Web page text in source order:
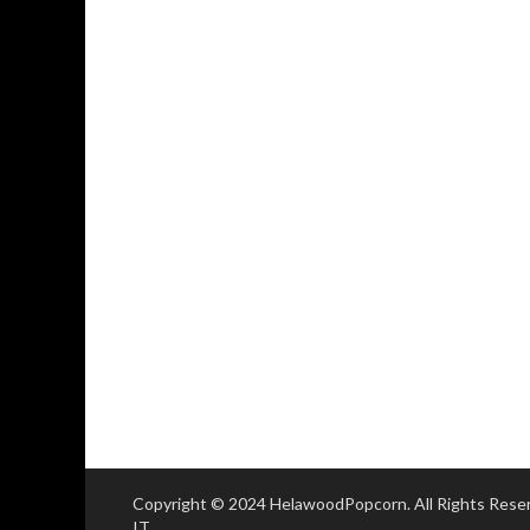
Copyright © 2024 HelawoodPopcorn. All Rights